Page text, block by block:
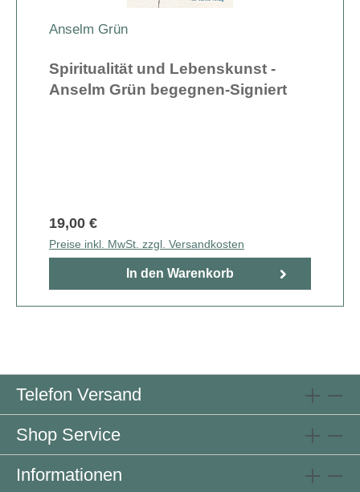
Anselm Grün
Spiritualität und Lebenskunst -
Anselm Grün begegnen-Signiert
19,00 €
Preise inkl. MwSt. zzgl. Versandkosten
In den Warenkorb
Telefon Versand
Shop Service
Informationen